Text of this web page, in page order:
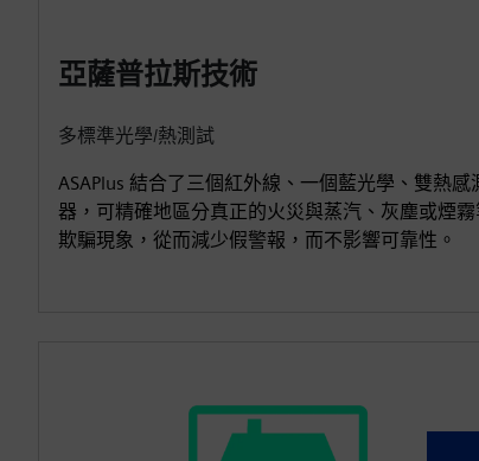
亞薩普拉斯技術
多標準光學/熱測試
ASAPlus 結合了三個紅外線、一個藍光學、雙熱感
器，可精確地區分真正的火災與蒸汽、灰塵或煙
欺騙現象，從而減少假警報，而不影響可靠性。